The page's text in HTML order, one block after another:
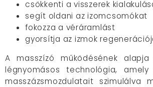
csökkenti a visszerek
segít oldani az izomcsomókat
fokozza a véráramlást
gyorsítja az izmok
A masszízó működésének
légnyomásos technológia,
masszázsmozdulatait szimulálva